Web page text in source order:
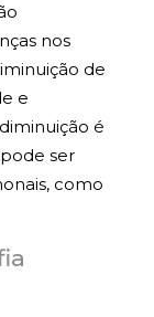
nos
de
e
é
ser
como